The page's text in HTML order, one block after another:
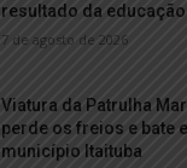
resultado da educação
7 de agosto de 2026
Viatura da Patrulha
perde os freios e bate
município Itaituba